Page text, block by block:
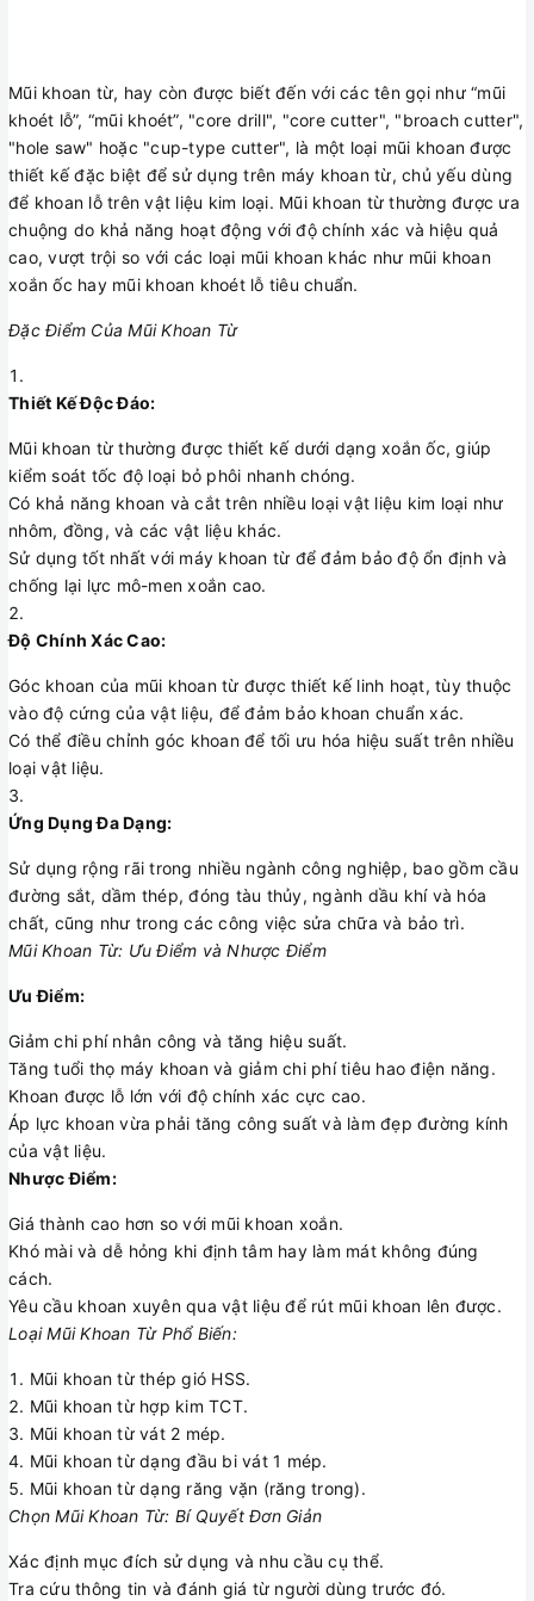
Mũi khoan từ, hay còn được biết đến với các tên gọi như “mũi
khoét lỗ”, “mũi khoét”, "core drill", "core cutter", "broach cutter",
"hole saw" hoặc "cup-type cutter", là một loại mũi khoan được
thiết kế đặc biệt để sử dụng trên máy khoan từ, chủ yếu dùng
để khoan lỗ trên vật liệu kim loại. Mũi khoan từ thường được ưa
chuộng do khả năng hoạt động với độ chính xác và hiệu quả
cao, vượt trội so với các loại mũi khoan khác như mũi khoan
xoắn ốc hay mũi khoan khoét lỗ tiêu chuẩn.
Đặc Điểm Của Mũi Khoan Từ
Thiết Kế Độc Đáo:
Mũi khoan từ thường được thiết kế dưới dạng xoắn ốc, giúp
kiểm soát tốc độ loại bỏ phôi nhanh chóng.
Có khả năng khoan và cắt trên nhiều loại vật liệu kim loại như
nhôm, đồng, và các vật liệu khác.
Sử dụng tốt nhất với máy khoan từ để đảm bảo độ ổn định và
chống lại lực mô-men xoắn cao.
Độ Chính Xác Cao:
Góc khoan của mũi khoan từ được thiết kế linh hoạt, tùy thuộc
vào độ cứng của vật liệu, để đảm bảo khoan chuẩn xác.
Có thể điều chỉnh góc khoan để tối ưu hóa hiệu suất trên nhiều
loại vật liệu.
Ứng Dụng Đa Dạng:
Sử dụng rộng rãi trong nhiều ngành công nghiệp, bao gồm cầu
đường sắt, dầm thép, đóng tàu thủy, ngành dầu khí và hóa
chất, cũng như trong các công việc sửa chữa và bảo trì.
Mũi Khoan Từ: Ưu Điểm và Nhược Điểm
Ưu Điểm:
Giảm chi phí nhân công và tăng hiệu suất.
Tăng tuổi thọ máy khoan và giảm chi phí tiêu hao điện năng.
Khoan được lỗ lớn với độ chính xác cực cao.
Áp lực khoan vừa phải tăng công suất và làm đẹp đường kính
của vật liệu.
Nhược Điểm:
Giá thành cao hơn so với mũi khoan xoắn.
Khó mài và dễ hỏng khi định tâm hay làm mát không đúng
cách.
Yêu cầu khoan xuyên qua vật liệu để rút mũi khoan lên được.
Loại Mũi Khoan Từ Phổ Biến:
Mũi khoan từ thép gió HSS.
Mũi khoan từ hợp kim TCT.
Mũi khoan từ vát 2 mép.
Mũi khoan từ dạng đầu bi vát 1 mép.
Mũi khoan từ dạng răng vặn (răng trong).
Chọn Mũi Khoan Từ: Bí Quyết Đơn Giản
Xác định mục đích sử dụng và nhu cầu cụ thể.
Tra cứu thông tin và đánh giá từ người dùng trước đó.